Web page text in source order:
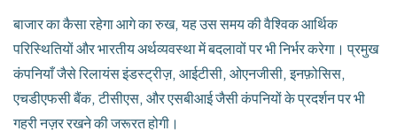
बाजार का कैसा रहेगा आगे का रुख, यह उस समय की वैश्विक आर्थिक
परिस्थितियों और भारतीय अर्थव्यवस्था में बदलावों पर भी निर्भर करेगा। प्रमुख
कंपनियाँ जैसे रिलायंस इंडस्ट्रीज़, आईटीसी, ओएनजीसी, इनफ़ोसिस,
एचडीएफसी बैंक, टीसीएस, और एसबीआई जैसी कंपनियों के प्रदर्शन पर भी
गहरी नज़र रखने की जरूरत होगी।